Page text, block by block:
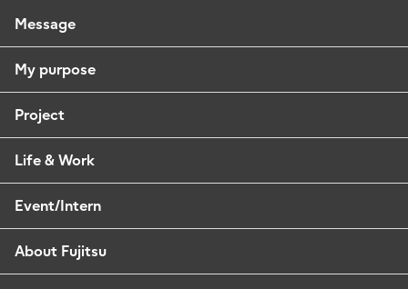
Message
My purpose
Project
Life & Work
Event/Intern
About Fujitsu